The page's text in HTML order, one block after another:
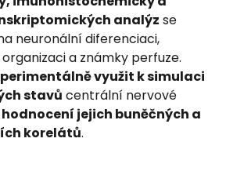
analýz se
neuronální diferenciaci,
a známky perfuze.
využit k simulaci
stavů centrální nervové
hodnocení jejich buněčných a
korelátů.